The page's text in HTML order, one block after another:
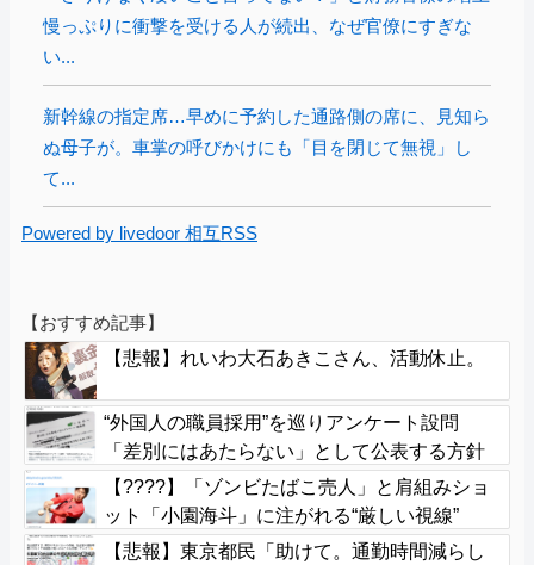
慢っぷりに衝撃を受ける人が続出、なぜ官僚にすぎな
い...
新幹線の指定席…早めに予約した通路側の席に、見知ら
ぬ母子が。車掌の呼びかけにも「目を閉じて無視」し
て...
Powered by livedoor 相互RSS
【おすすめ記事】
【悲報】れいわ大石あきこさん、活動休止。
“外国人の職員採用”を巡りアンケート設問
「差別にはあたらない」として公表する方針
を決定 三重県
【????】「ゾンビたばこ売人」と肩組みショ
ット「小園海斗」に注がれる“厳しい視線”
「レギュラー剥奪も選択肢のひとつに」
【悲報】東京都民「助けて。通勤時間減らし